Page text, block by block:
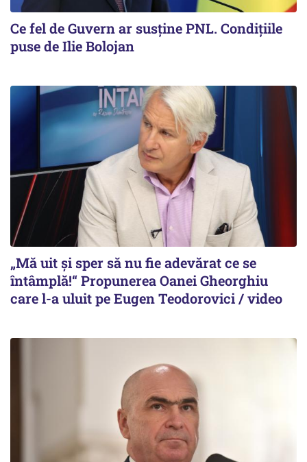
Ce fel de Guvern ar susține PNL. Condițiile
puse de Ilie Bolojan
„Mă uit și sper să nu fie adevărat ce se
întâmplă!“ Propunerea Oanei Gheorghiu
care l-a uluit pe Eugen Teodorovici / video